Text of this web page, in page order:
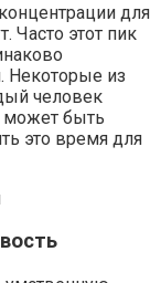
для
Часто этот пик
Некоторые из
человек
может быть
это время для